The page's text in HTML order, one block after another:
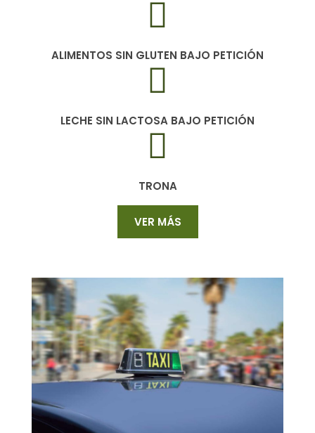
ALIMENTOS SIN GLUTEN BAJO PETICIÓN
LECHE SIN LACTOSA BAJO PETICIÓN
TRONA
VER MÁS